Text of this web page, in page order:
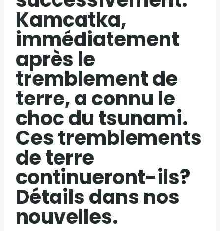
Kamcatka,
immédiatement
après le
tremblement de
terre, a connu le
choc du tsunami.
Ces tremblements
de terre
continueront-ils?
Détails dans nos
nouvelles.